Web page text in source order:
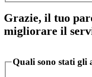
Grazie, il tuo
migliorare il
Quali sono stati gli